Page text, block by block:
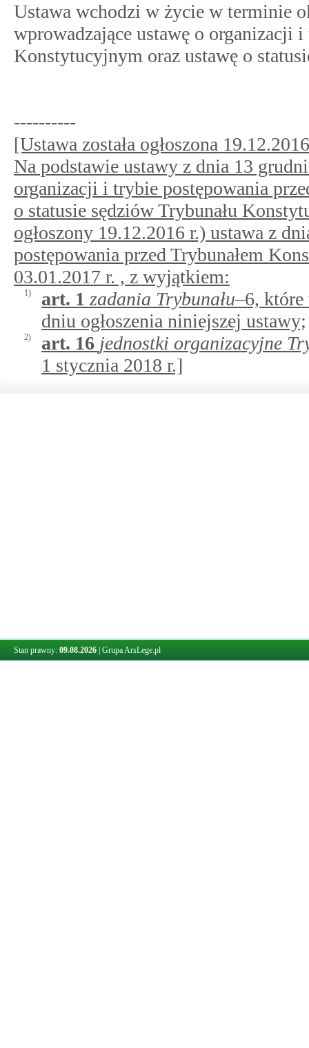
Ustawa wchodzi w życie w terminie
wprowadzające ustawę o organizacji
Konstytucyjnym oraz ustawę o
----------
[Ustawa została ogłoszona
Na podstawie ustawy z dnia 13
organizacji i trybie postępowania
o statusie sędziów Trybunału
ogłoszony 19.12.2016 r.) ustawa z
postępowania przed Trybunałem
03.01.2017 r. , z wyjątkiem:
1) art. 1 zadania Trybunału–6, które
dniu ogłoszenia niniejszej ustawy;
2) art. 16 jednostki organizacyjne
1 stycznia 2018 r.]
Stan prawny: 09.08.2026 Grupa ArsLege.pl